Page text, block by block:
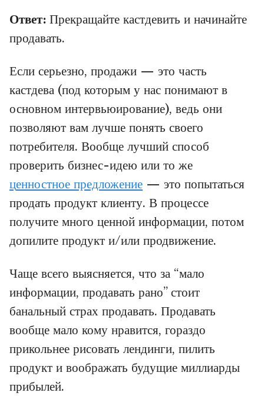
Ответ: Прекращайте кастдевить и начинайте
продавать.
Если серьезно, продажи — это часть
кастдева (под которым у нас понимают в
основном интервьюирование), ведь они
позволяют вам лучше понять своего
потребителя. Вообще лучший способ
проверить бизнес-идею или то же
ценностное предложение — это попытаться
продать продукт клиенту. В процессе
получите много ценной информации, потом
допилите продукт и/или продвижение.
Чаще всего выясняется, что за “мало
информации, продавать рано” стоит
банальный страх продавать. Продавать
вообще мало кому нравится, гораздо
прикольнее рисовать лендинги, пилить
продукт и воображать будущие миллиарды
прибылей.